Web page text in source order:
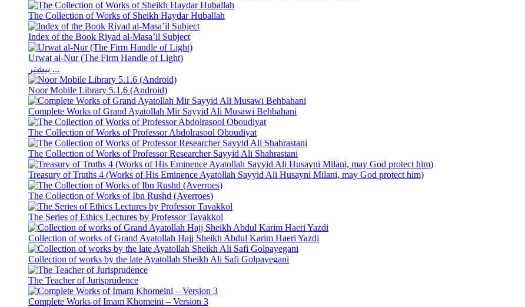
The Collection of Works of Sheikh Haydar Huballah
Index of the Book Riyad al-Masa’il Subject
Urwat al-Nur (The Firm Handle of Light)
بیشتر ...
Noor Mobile Library 5.1.6 (Android)
Complete Works of Grand Ayatollah Mir Sayyid Ali Musawi Behbahani
The Collection of Works of Professor Abdolrasool Oboudiyat
The Collection of Works of Professor Researcher Sayyid Ali Shahrastani
Treasury of Truths 4 (Works of His Eminence Ayatollah Sayyid Ali Husayni Milani, may God protect him)
The Collection of Works of Ibn Rushd (Averroes)
The Series of Ethics Lectures by Professor Tavakkol
Collection of works of Grand Ayatollah Hajj Sheikh Abdul Karim Haeri Yazdi
Collection of works by the late Ayatollah Sheikh Ali Safi Golpayegani
The Teacher of Jurisprudence
Complete Works of Imam Khomeini – Version 3